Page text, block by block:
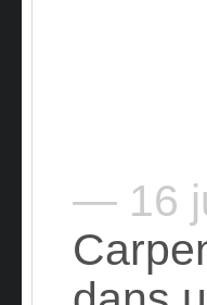
— 16